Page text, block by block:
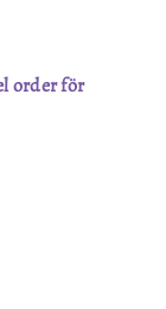
order för